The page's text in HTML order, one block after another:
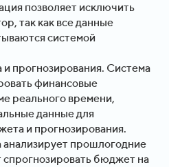
позволяет исключить
так как все данные
системой
прогнозирования. Система
финансовые
реального времени,
данные для
и прогнозирования.
прошлогодние
спрогнозировать бюджет на